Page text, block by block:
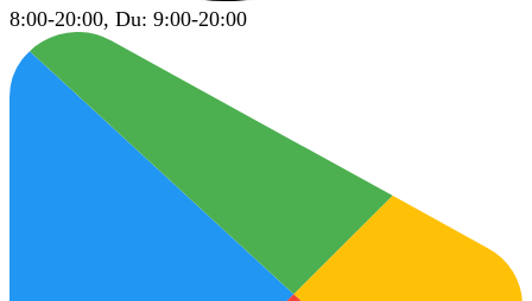
8:00-20:00, Du: 9:00-20:00